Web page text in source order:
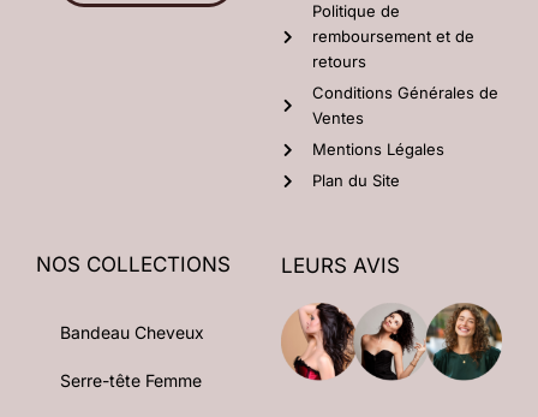
Politique de
remboursement et de
retours
Conditions Générales de
Ventes
Mentions Légales
Plan du Site
NOS COLLECTIONS
Bandeau Cheveux
Serre-tête Femme
LEURS AVIS